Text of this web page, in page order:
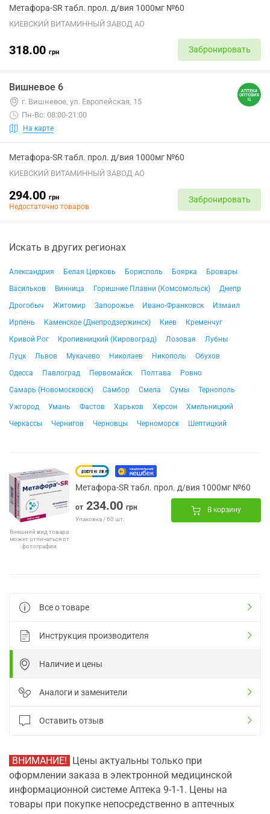
Метафора-SR табл. прол. д/вия 1000мг №60
КИЕВСКИЙ ВИТАМИННЫЙ ЗАВОД АО
318.00 грн Забронировать
Вишневое 6
г. Вишневое, ул. Европейская, 15
Пн-Вс: 08:00-21:00
На карте
Метафора-SR табл. прол. д/вия 1000мг №60
КИЕВСКИЙ ВИТАМИННЫЙ ЗАВОД АО
294.00 грн
Недостаточно товаров
Забронировать
Искать в других регионах
Александрия Белая Церковь Борисполь Боярка
Бровары
Васильков
Винница Горишние Плавни (Комсомольск)
Днепр
Дрогобыч
Житомир Запорожье Ивано-Франковск
Измаил
Ирпень
Каменское (Днепродзержинск) Киев
Кременчуг
Кривой Рог
Кропивницкий (Кировоград) Лозовая
Лубны
Луцк
Львов Мукачево Николаев Никополь
Обухов
Одесса
Павлоград Первомайск Полтава
Ровно
Самарь (Новомосковск)
Самбор Смела Сумы
Тернополь
Ужгород
Умань Фастов Харьков Херсон
Хмельницкий
Черкассы
Чернигов Черновцы Черноморск Шептицкий
Внешний вид товара
может отличаться от
фотографии
Метафора-SR табл. прол. д/вия 1000мг №60
от 234.00 грн
Упаковка / 60 шт.
В корзину
Все о товаре
Инструкция производителя
Наличие и цены
Аналоги и заменители
Оставить отзыв
ВНИМАНИЕ! Цены актуальны только при
оформлении заказа в электронной медицинской
информационной системе Аптека 9-1-1. Цены на
товары при покупке непосредственно в аптечных